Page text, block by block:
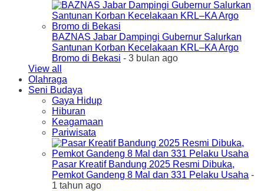
BAZNAS Jabar Dampingi Gubernur Salurkan
Santunan Korban Kecelakaan KRL–KA Argo
Bromo di Bekasi - 3 bulan ago
View all
Olahraga
Seni Budaya
Gaya Hidup
Hiburan
Keagamaan
Pariwisata
Pasar Kreatif Bandung 2025 Resmi Dibuka,
Pemkot Gandeng 8 Mal dan 331 Pelaku Usaha -
1 tahun ago